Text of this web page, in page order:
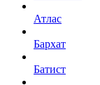
Атлас
Бархат
Батист